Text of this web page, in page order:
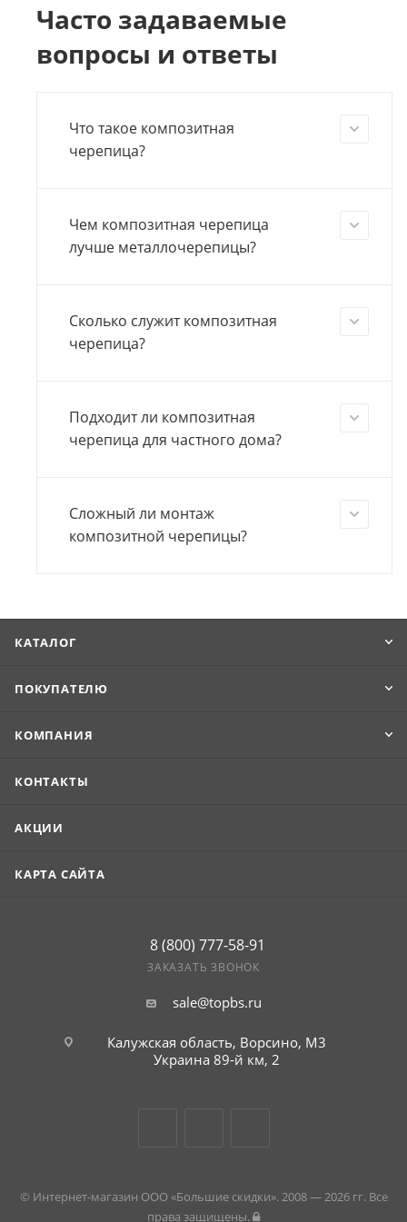
Часто задаваемые
вопросы и ответы
Что такое композитная
черепица?
Чем композитная черепица
лучше металлочерепицы?
Сколько служит композитная
черепица?
Подходит ли композитная
черепица для частного дома?
Сложный ли монтаж
композитной черепицы?
КАТАЛОГ
ПОКУПАТЕЛЮ
КОМПАНИЯ
КОНТАКТЫ
АКЦИИ
КАРТА САЙТА
8 (800) 777-58-91
ЗАКАЗАТЬ ЗВОНОК
sale@topbs.ru
Калужская область, Ворсино, М3
Украина 89-й км, 2
© Интернет-магазин ООО «Большие скидки». 2008 — 2026 гг. Все
права защищены.